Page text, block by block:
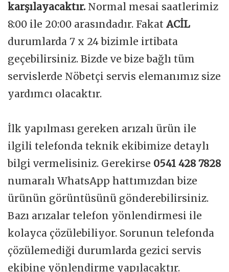
karşılayacaktır. Normal mesai saatlerimiz
8:00 ile 20:00 arasındadır. Fakat ACİL
durumlarda 7 x 24 bizimle irtibata
geçebilirsiniz. Bizde ve bize bağlı tüm
servislerde Nöbetçi servis elemanımız size
yardımcı olacaktır.
İlk yapılması gereken arızalı ürün ile
ilgili telefonda teknik ekibimize detaylı
bilgi vermelisiniz. Gerekirse 0541 428 7828
numaralı WhatsApp hattımızdan bize
ürünün görüntüsünü gönderebilirsiniz.
Bazı arızalar telefon yönlendirmesi ile
kolayca çözülebiliyor. Sorunun telefonda
çözülemediği durumlarda gezici servis
ekibine yönlendirme yapılacaktır.